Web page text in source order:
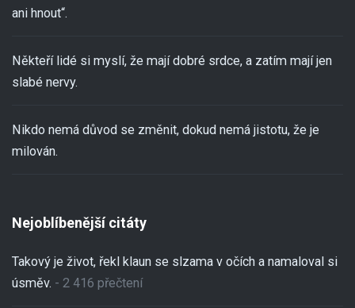
ani hnout“.
Někteří lidé si myslí, že mají dobré srdce, a zatím mají jen
slabé nervy.
Nikdo nemá důvod se změnit, dokud nemá jistotu, že je
milován.
Nejoblíbenější citáty
Takový je život, řekl klaun se slzama v očích a namaloval si
úsměv. - 2 416 přečtení